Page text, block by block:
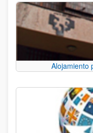
Alojamiento